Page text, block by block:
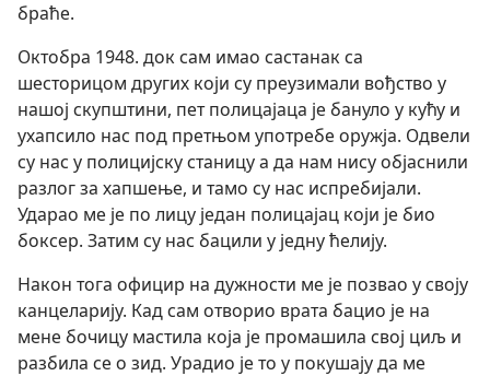
браће.
Октобра 1948. док сам имао састанак са
шесторицом других који су преузимали вођство у
нашој скупштини, пет полицајаца је бануло у кућу и
ухапсило нас под претњом употребе оружја. Одвели
су нас у полицијску станицу а да нам нису објаснили
разлог за хапшење, и тамо су нас испребијали.
Ударао ме је по лицу један полицајац који је био
боксер. Затим су нас бацили у једну ћелију.
Након тога официр на дужности ме је позвао у своју
канцеларију. Кад сам отворио врата бацио је на
мене бочицу мастила која је промашила свој циљ и
разбила се о зид. Урадио је то у покушају да ме